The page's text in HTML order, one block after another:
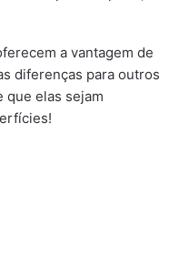
a vantagem de
diferenças para outros
que elas sejam